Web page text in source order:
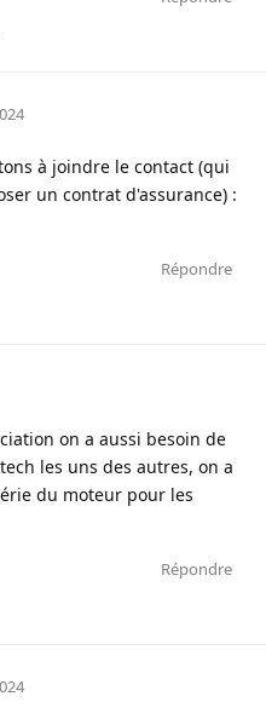
à joindre le contact (qui
un contrat d'assurance) :
Répondre
on a aussi besoin de
les uns des autres, on a
du moteur pour les
Répondre